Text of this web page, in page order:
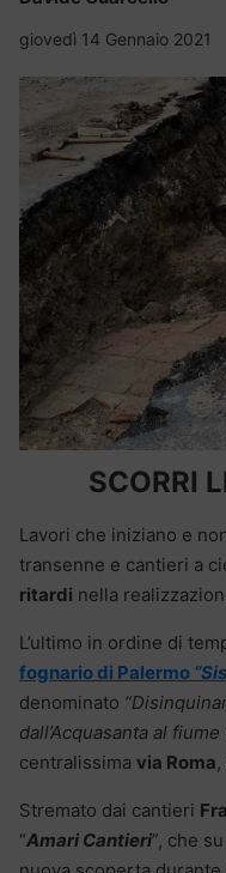
giovedì 14 Gennaio 2021
SCORRI
Lavori che iniziano e
transenne e cantieri a
ritardi nella
L’ultimo in ordine di
fognario di Palermo
denominato
dall’Acquasanta al fiume
centralissima via Roma
Stremato dai cantieri
“Amari Cantieri”, che